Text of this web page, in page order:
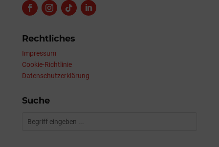
Rechtliches
Impressum
Cookie-Richtlinie
Datenschutzerklärung
Suche